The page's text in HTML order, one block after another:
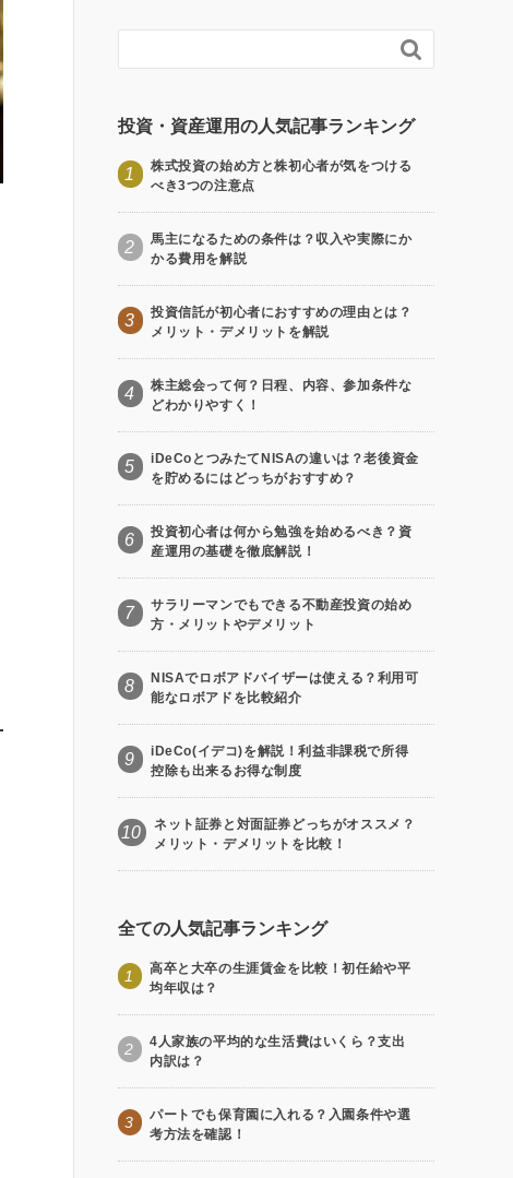

投資・資産運用の人気記事ランキング
1
株式投資の始め方と株初心者が気をつける
べき3つの注意点
2
馬主になるための条件は？収入や実際にか
かる費用を解説
3
投資信託が初心者におすすめの理由とは？
メリット・デメリットを解説
4
株主総会って何？日程、内容、参加条件な
どわかりやすく！
5
iDeCoとつみたてNISAの違いは？老後資金
を貯めるにはどっちがおすすめ？
6
投資初心者は何から勉強を始めるべき？資
産運用の基礎を徹底解説！
7
サラリーマンでもできる不動産投資の始め
方・メリットやデメリット
8
NISAでロボアドバイザーは使える？利用可
能なロボアドを比較紹介
9
iDeCo(イデコ)を解説！利益非課税で所得
控除も出来るお得な制度
10
ネット証券と対面証券どっちがオススメ？
メリット・デメリットを比較！
全ての人気記事ランキング
1
高卒と大卒の生涯賃金を比較！初任給や平
均年収は？
2
4人家族の平均的な生活費はいくら？支出
内訳は？
3
パートでも保育園に入れる？入園条件や選
考方法を確認！